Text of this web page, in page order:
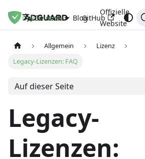
Dokumente Blog
Offizielle
Website
Deutsch GitHub
Allgemein
Lizenz
Legacy-Lizenzen: FAQ
Auf dieser Seite
Legacy-
Lizenzen: